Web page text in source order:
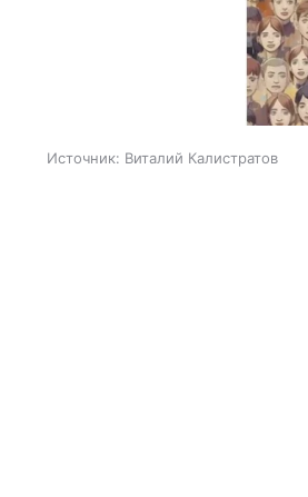
Источник: Виталий Калистратов